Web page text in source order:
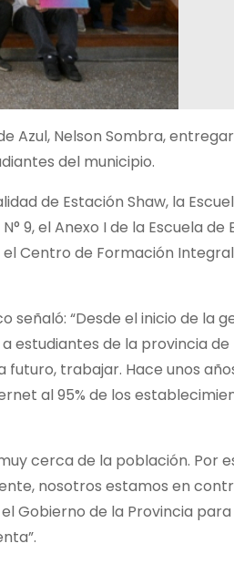
Azul, Nelson Sombra,
del municipio.
de Estación Shaw, la
9, el Anexo I de la Escuela de
Centro de Formación Integral
señaló: “Desde el inicio de la
estudiantes de la provincia de
trabajar. Hace unos
al 95% de los
cerca de la población. Por
nosotros estamos en
Gobierno de la Provincia